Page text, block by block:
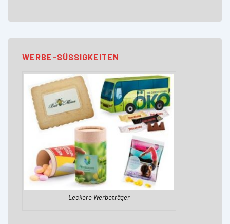
WERBE-SÜSSIGKEITEN
Leckere Werbeträger